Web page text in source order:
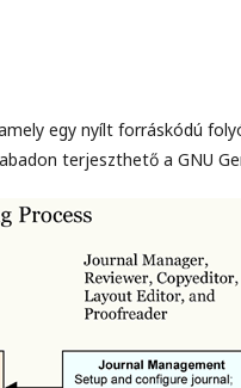
egy nyílt forráskódú
terjeszthető a GNU